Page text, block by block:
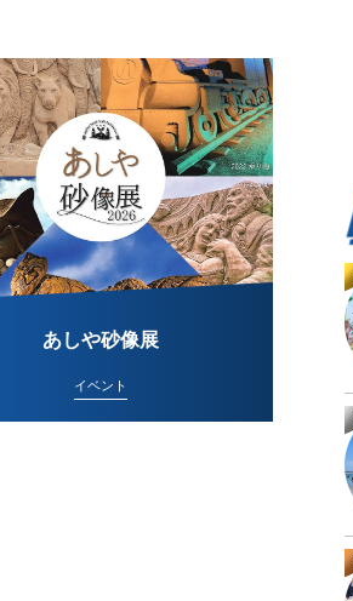
あしや砂像展
イベント